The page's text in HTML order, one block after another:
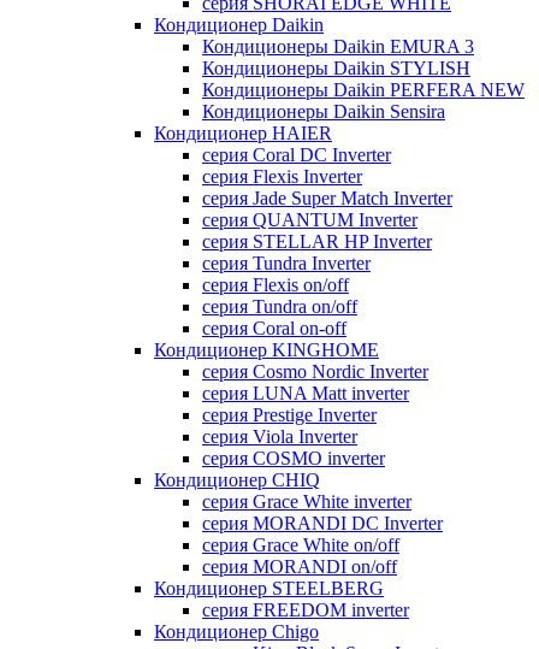
Кондиционер Daikin
Кондиционеры Daikin EMURA 3
Кондиционеры Daikin STYLISH
Кондиционеры Daikin PERFERA NEW
Кондиционеры Daikin Sensira
Кондиционер HAIER
серия Coral DC Inverter
серия Flexis Inverter
серия Jade Super Match Inverter
серия QUANTUM Inverter
серия STELLAR HP Inverter
серия Tundra Inverter
серия Flexis on/off
серия Tundra on/off
серия Coral on-off
Кондиционер KINGHOME
серия Cosmo Nordic Inverter
серия LUNA Matt inverter
серия Prestige Inverter
серия Viola Inverter
серия COSMO inverter
Кондиционер CHIQ
серия Grace White inverter
серия MORANDI DC Inverter
серия Grace White on/off
серия MORANDI on/off
Кондиционер STEELBERG
серия FREEDOM inverter
Кондиционер Chigo